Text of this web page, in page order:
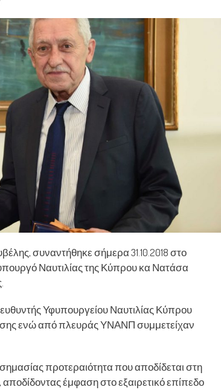
συναντήθηκε σήμερα 31.10.2018 στο
Ναυτιλίας της Κύπρου κα Νατάσα
Υφυπουργείου Ναυτιλίας Κύπρου
ενώ από πλευράς ΥΝΑΝΠ συμμετείχαν
προτεραιότητα που αποδίδεται στη
έμφαση στο εξαιρετικό επίπεδο